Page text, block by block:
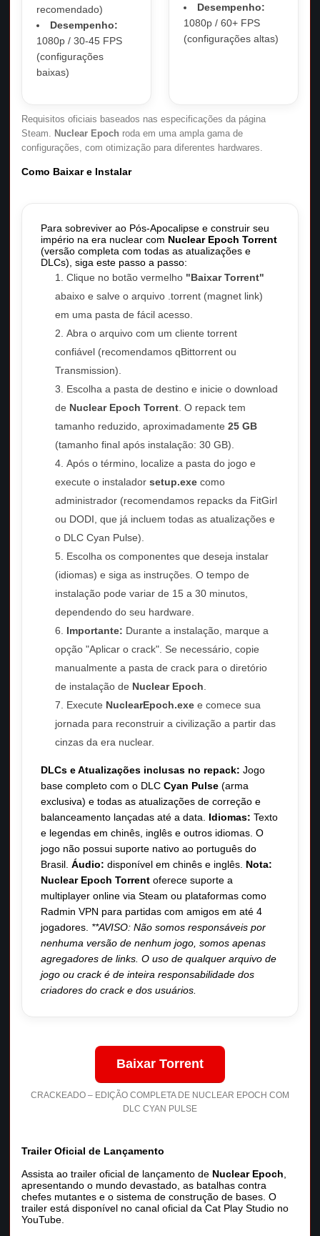
recomendado)
Desempenho:
1080p / 30-45 FPS
(configurações
baixas)
Desempenho:
1080p / 60+ FPS
(configurações altas)
Requisitos oficiais baseados nas especificações da página
Steam. Nuclear Epoch roda em uma ampla gama de
configurações, com otimização para diferentes hardwares.
Como Baixar e Instalar
Para sobreviver ao Pós-Apocalipse e construir seu
império na era nuclear com Nuclear Epoch Torrent
(versão completa com todas as atualizações e
DLCs), siga este passo a passo:
Clique no botão vermelho "Baixar Torrent"
abaixo e salve o arquivo .torrent (magnet link)
em uma pasta de fácil acesso.
Abra o arquivo com um cliente torrent
confiável (recomendamos qBittorrent ou
Transmission).
Escolha a pasta de destino e inicie o download
de Nuclear Epoch Torrent . O repack tem
tamanho reduzido, aproximadamente25 GB
(tamanho final após instalação: 30 GB).
Após o término, localize a pasta do jogo e
execute o instaladorsetup.exe como
administrador (recomendamos repacks da FitGirl
ou DODI, que já incluem todas as atualizações e
o DLC Cyan Pulse).
Escolha os componentes que deseja instalar
(idiomas) e siga as instruções. O tempo de
instalação pode variar de 15 a 30 minutos,
dependendo do seu hardware.
Importante: Durante a instalação, marque a
opção "Aplicar o crack". Se necessário, copie
manualmente a pasta de crack para o diretório
de instalação de Nuclear Epoch
Execute NuclearEpoch.exe e comece sua
jornada para reconstruir a civilização a partir das
cinzas da era nuclear.
DLCs e Atualizações inclusas no repack: Jogo
base completo com o DLCCyan Pulse (arma
exclusiva) e todas as atualizações de correção e
balanceamento lançadas até a data. Idiomas: Texto
e legendas em chinês, inglês e outros idiomas. O
jogo não possui suporte nativo ao português do
Brasil.Áudio: disponível em chinês e inglês. Nota:
Nuclear Epoch Torrent oferece suporte a
multiplayer online via Steam ou plataformas como
Radmin VPN para partidas com amigos em até 4
jogadores. **AVISO: Não somos responsáveis por
nenhuma versão de nenhum jogo, somos apenas
agregadores de links. O uso de qualquer arquivo de
jogo ou crack é de inteira responsabilidade dos
criadores do crack e dos usuários.
Baixar Torrent
CRACKEADO – EDIÇÃO COMPLETA DE NUCLEAR EPOCH COM
DLC CYAN PULSE
Trailer Oficial de Lançamento
Assista ao trailer oficial de lançamento de Nuclear Epoch
apresentando o mundo devastado, as batalhas contra
chefes mutantes e o sistema de construção de bases. O
trailer está disponível no canal oficial da Cat Play Studio no
YouTube.